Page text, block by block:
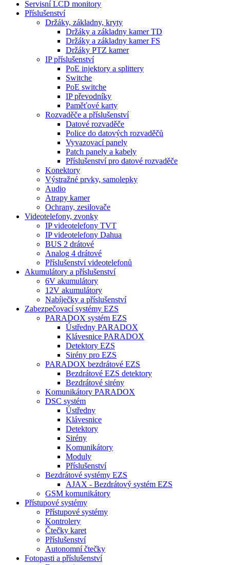
Servisní LCD monitory
Příslušenství
Držáky, základny, kryty
Držáky a základny kamer TD
Držáky a základny kamer FS
Držáky PTZ kamer
IP příslušenství
PoE injektory a splittery
Switche
PoE switche
IP převodníky
Paměťové karty
Rozvaděče a příslušenství
Datové rozvaděče
Police do datových rozvaděčů
Vyvazovací panely
Patch panely a kabely
Příslušenství pro datové rozvaděče
Konektory
Výstražné prvky, samolepky
Audio
Atrapy kamer
Ochrany, zesilovače
Videotelefony, zvonky
IP videotelefony TVT
IP videotelefony Dahua
BUS 2 drátové
Analog 4 drátové
Příslušenství videotelefonů
Akumulátory a příslušenství
6V akumulátory
12V akumulátory
Nabíječky a příslušenství
Zabezpečovací systémy EZS
PARADOX systém EZS
Ústředny PARADOX
Klávesnice PARADOX
Detektory EZS
Sirény pro EZS
PARADOX bezdrátové EZS
Bezdrátové EZS detektory
Bezdrátové sirény
Komunikátory PARADOX
DSC systém
Ústředny
Klávesnice
Detektory
Sirény
Komunikátory
Moduly
Příslušenství
Bezdrátové systémy EZS
AJAX - Bezdrátový systém EZS
GSM komunikátory
Přístupové systémy
Přístupové systémy
Kontrolery
Čtečky karet
Příslušenství
Autonomní čtečky
Fotopasti a příslušenství